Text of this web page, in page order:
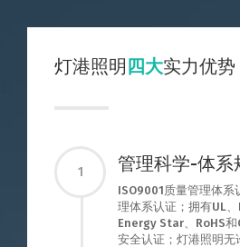
灯港照明四大实力优势
1 管理科学-体系
ISO9001质量管理体
理体系认证；拥有UL、
Energy Star、RoHS和
安全认证；灯港照明无